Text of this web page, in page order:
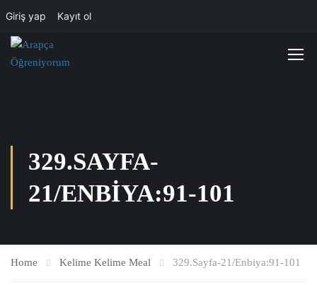
Giriş yap Kayıt ol
329.SAYFA-
21/ENBIYA:91-101
Home Kelime Kelime Meal 329.Sayfa-21/Enbiya:91-101